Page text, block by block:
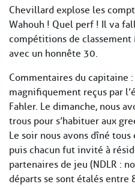
Chevillard explose les
Wahouh ! Quel perf ! Il va
compétitions de
avec un honnête 30.
Commentaires du capitaine
magnifiquement reçus par
Fahler. Le dimanche, nous
trous pour s’habituer aux
Le soir nous avons dîné
puis chacun fut invité à
partenaires de jeu (NDLR :
départs se sont étalés entre